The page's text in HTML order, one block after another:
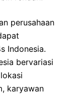
perusahaan
Indonesia.
bervariasi
karyawan